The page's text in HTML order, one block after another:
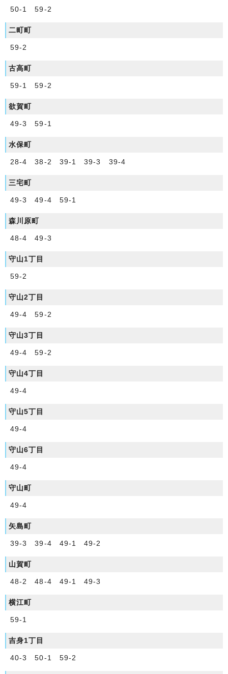
50-1 59-2
二町町
59-2
古高町
59-1 59-2
欲賀町
49-3 59-1
水保町
28-4 38-2 39-1 39-3 39-4
三宅町
49-3 49-4 59-1
森川原町
48-4 49-3
守山1丁目
59-2
守山2丁目
49-4 59-2
守山3丁目
49-4 59-2
守山4丁目
49-4
守山5丁目
49-4
守山6丁目
49-4
守山町
49-4
矢島町
39-3 39-4 49-1 49-2
山賀町
48-2 48-4 49-1 49-3
横江町
59-1
吉身1丁目
40-3 50-1 59-2